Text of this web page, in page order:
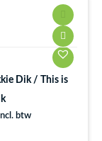
Dik / This is
Incl. btw